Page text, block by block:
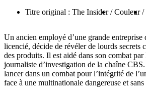
Titre original : The Insider / Couleur /
Un ancien employé d’une grande entreprise
licencié, décide de révéler de lourds secrets
des produits. Il est aidé dans son combat
journaliste d’investigation de la chaîne
lancer dans un combat pour l’intégrité de
face à une multinationale dangereuse et